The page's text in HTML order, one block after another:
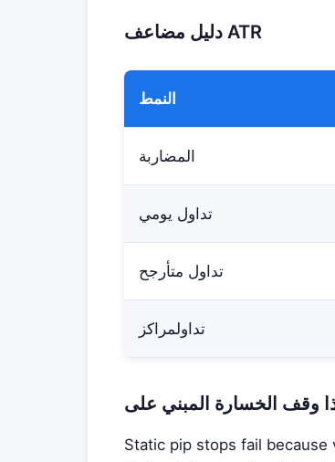
دليل مضاعف ATR
النمط
المضاربة
تداول يومي
تداول متأرجح
تداولمراكز
Static pip stops fail because